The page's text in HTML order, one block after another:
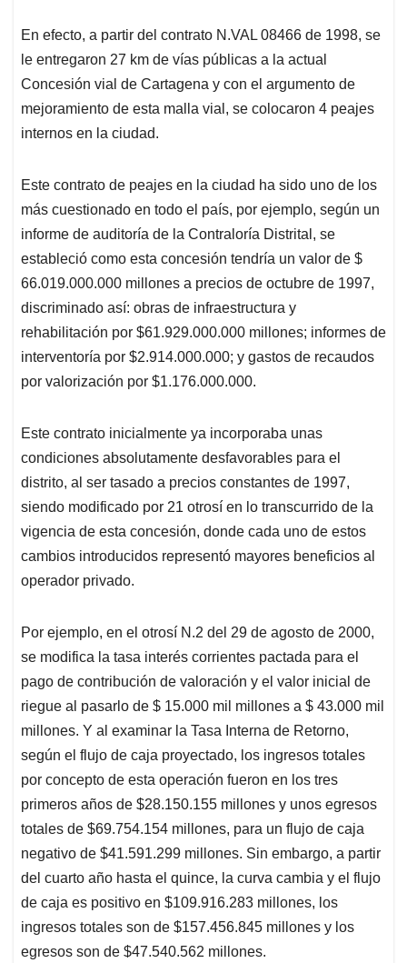
En efecto, a partir del contrato N.VAL 08466 de 1998, se
le entregaron 27 km de vías públicas a la actual
Concesión vial de Cartagena y con el argumento de
mejoramiento de esta malla vial, se colocaron 4 peajes
internos en la ciudad.
Este contrato de peajes en la ciudad ha sido uno de los
más cuestionado en todo el país, por ejemplo, según un
informe de auditoría de la Contraloría Distrital, se
estableció como esta concesión tendría un valor de $
66.019.000.000 millones a precios de octubre de 1997,
discriminado así: obras de infraestructura y
rehabilitación por $61.929.000.000 millones; informes de
interventoría por $2.914.000.000; y gastos de recaudos
por valorización por $1.176.000.000.
Este contrato inicialmente ya incorporaba unas
condiciones absolutamente desfavorables para el
distrito, al ser tasado a precios constantes de 1997,
siendo modificado por 21 otrosí en lo transcurrido de la
vigencia de esta concesión, donde cada uno de estos
cambios introducidos representó mayores beneficios al
operador privado.
Por ejemplo, en el otrosí N.2 del 29 de agosto de 2000,
se modifica la tasa interés corrientes pactada para el
pago de contribución de valoración y el valor inicial de
riegue al pasarlo de $ 15.000 mil millones a $ 43.000 mil
millones. Y al examinar la Tasa Interna de Retorno,
según el flujo de caja proyectado, los ingresos totales
por concepto de esta operación fueron en los tres
primeros años de $28.150.155 millones y unos egresos
totales de $69.754.154 millones, para un flujo de caja
negativo de $41.591.299 millones. Sin embargo, a partir
del cuarto año hasta el quince, la curva cambia y el flujo
de caja es positivo en $109.916.283 millones, los
ingresos totales son de $157.456.845 millones y los
egresos son de $47.540.562 millones.